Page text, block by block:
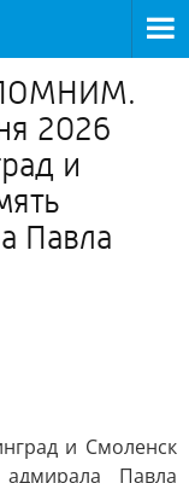
2026
и
Павла
и Смоленск
Павла